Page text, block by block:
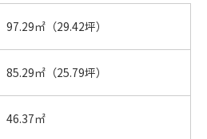
97.29㎡（29.42坪）
85.29㎡（25.79坪）
46.37㎡